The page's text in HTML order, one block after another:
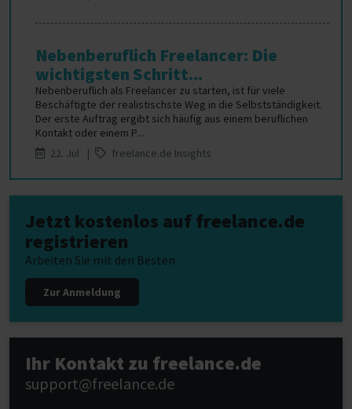
Nebenberuflich Freelancer: Die
wichtigsten Schritt...
Nebenberuflich als Freelancer zu starten, ist für viele
Beschäftigte der realistischste Weg in die Selbstständigkeit.
Der erste Auftrag ergibt sich häufig aus einem beruflichen
Kontakt oder einem P...
22. Jul |
freelance.de Insights
Jetzt kostenlos auf freelance.de
registrieren
Arbeiten Sie mit den Besten
Zur Anmeldung
Ihr Kontakt zu freelance.de
support@freelance.de